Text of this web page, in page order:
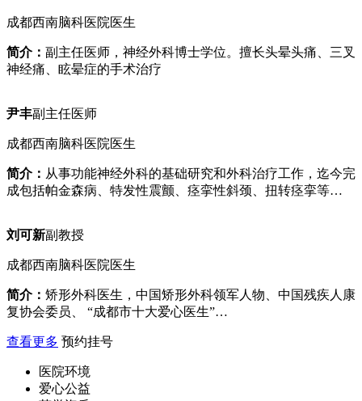
成都西南脑科医院医生
简介： 副主任医师，神经外科博士学位。擅长头晕头痛、三叉
神经痛、眩晕症的手术治疗
尹丰副主任医师
成都西南脑科医院医生
简介： 从事功能神经外科的基础研究和外科治疗工作，迄今完
成包括帕金森病、特发性震颤、痉挛性斜颈、扭转痉挛等…
刘可新副教授
成都西南脑科医院医生
简介： 矫形外科医生，中国矫形外科领军人物、中国残疾人康
复协会委员、 “成都市十大爱心医生”…
查看更多 预约挂号
医院环境
爱心公益